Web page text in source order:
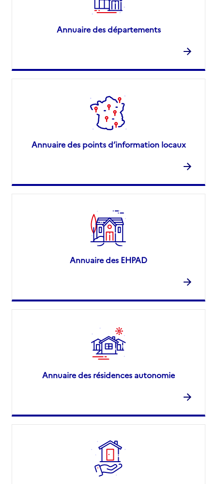
Annuaire des départements
Annuaire des points d’information locaux
Annuaire des EHPAD
Annuaire des résidences autonomie